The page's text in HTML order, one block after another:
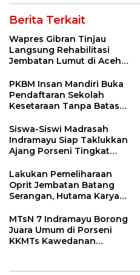
Berita Terkait
Wapres Gibran Tinjau
Langsung Rehabilitasi
Jembatan Lumut di Aceh
Konektivitas Pulih Cepat
PKBM Insan Mandiri Buka
Pendaftaran Sekolah
Kesetaraan Tanpa Batas
Siswa-Siswi Madrasah
Indramayu Siap Taklukkan
Ajang Porseni Tingkat
Lakukan Pemeliharaan
Oprit Jembatan Batang
Serangan, Hutama Karya
55 Tol Binjai–Langsa
MTsN 7 Indramayu Borong
Juara Umum di Porseni
KKMTs Kawedanan